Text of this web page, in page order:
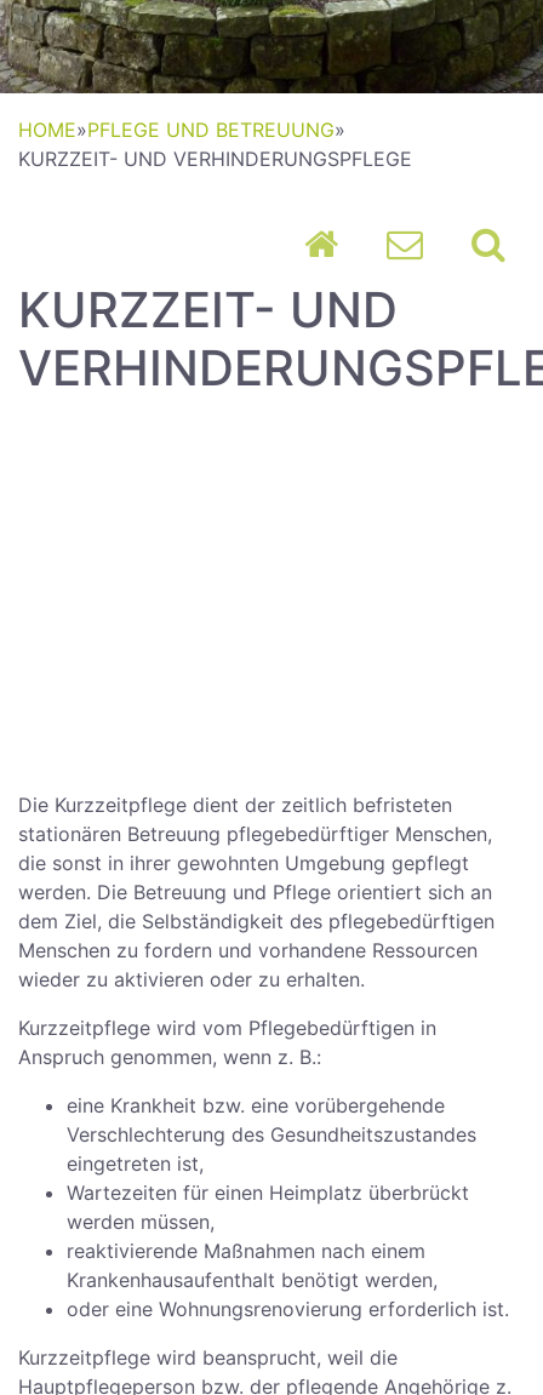
HOME»PFLEGE UND BETREUUNG»
KURZZEIT- UND VERHINDERUNGSPFLEGE
KURZZEIT- UND
Die Kurzzeitpflege dient der zeitlich befristeten
stationären Betreuung pflegebedürftiger Menschen,
die sonst in ihrer gewohnten Umgebung gepflegt
werden. Die Betreuung und Pflege orientiert sich an
dem Ziel, die Selbständigkeit des pflegebedürftigen
Menschen zu fordern und vorhandene Ressourcen
wieder zu aktivieren oder zu erhalten.
Kurzzeitpflege wird vom Pflegebedürftigen in
Anspruch genommen, wenn z. B.:
eine Krankheit bzw. eine vorübergehende
Verschlechterung des Gesundheitszustandes
eingetreten ist,
Wartezeiten für einen Heimplatz überbrückt
werden müssen,
reaktivierende Maßnahmen nach einem
Krankenhausaufenthalt benötigt werden,
oder eine Wohnungsrenovierung erforderlich ist.
Kurzzeitpflege wird beansprucht, weil die
Hauptpflegeperson bzw. der pflegende Angehörige z.